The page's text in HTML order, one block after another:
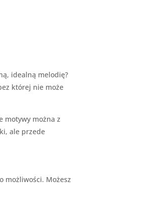
idealną melodię?
której nie może
motywy można z
ale przede
możliwości. Możesz